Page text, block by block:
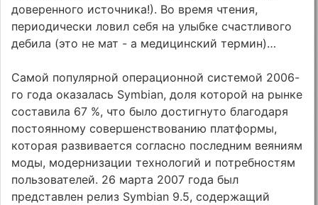
доверенного источника!). Во время чтения,
периодически ловил себя на улыбке счастливого
дебила (это не мат - а медицинский термин)…
Самой популярной операционной системой 2006-
го года оказалась Symbian, доля которой на рынке
составила 67 %, что было достигнуто благодаря
постоянному совершенствованию платформы,
которая развивается согласно последним веяниям
моды, модернизации технологий и потребностям
пользователей. 26 марта 2007 года был
представлен релиз Symbian 9.5, содержащий